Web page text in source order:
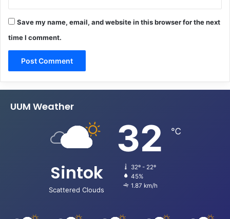
Save my name, email, and website in this browser for the next
time I comment.
UUM Weather
Sintok
Scattered Clouds
32 ℃
32º - 22º
45%
1.87 km/h